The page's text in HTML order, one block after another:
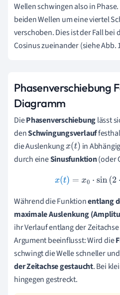
Wellen schwingen also in Phase.
beiden Wellen um eine viertel
verschoben. Dies ist der Fall bei
Cosinus zueinander (siehe Abb.
Phasenverschiebung
Diagramm
DiePhasenverschiebunglässt
denSchwingungsverlauf
dieAuslenkungx(t) in
durch eineSinusfunktion(oder
x (t)= x 0⋅sin(2 ⋅
Während die Funktionentlang
maximale Auslenkung
ihr Verlauf entlang der
Argument beeinflusst: Wird die
schwingt die Welle schneller
der Zeitachse gestaucht. Bei
hingegen gestreckt.